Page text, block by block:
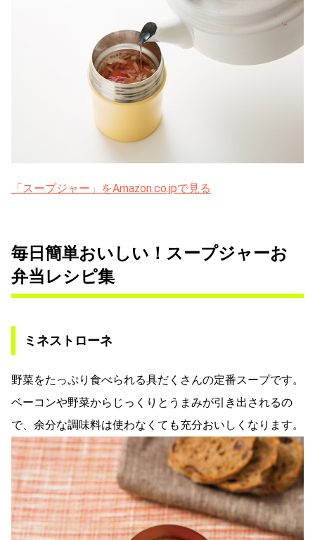
「スープジャー」をAmazon.co.jpで見る
毎日簡単おいしい！スープジャーお
弁当レシピ集
ミネストローネ
野菜をたっぷり食べられる具だくさんの定番スープです。
ベーコンや野菜からじっくりとうまみが引き出されるの
で、余分な調味料は使わなくても充分おいしくなります。